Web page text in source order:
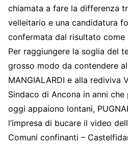
chiamata a fare la differenza
velleitario e una candidatura
confermata dal risultato come
Per raggiungere la soglia del
grosso modo da contendere
MANGIALARDI e alla rediviva
Sindaco di Ancona in anni
oggi appaiono lontani,
l’impresa di bucare il video
Comuni confinanti –